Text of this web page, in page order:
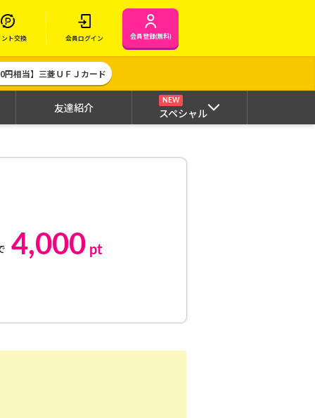
ント交換 会員ログイン 会員登録(無料)
円相当】三菱ＵＦＪカード
友達紹介
NEW
スペシャル
4,000 pt